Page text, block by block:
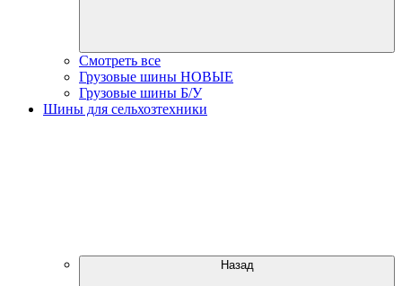
Смотреть все
Грузовые шины НОВЫЕ
Грузовые шины Б/У
Шины для сельхозтехники
Назад